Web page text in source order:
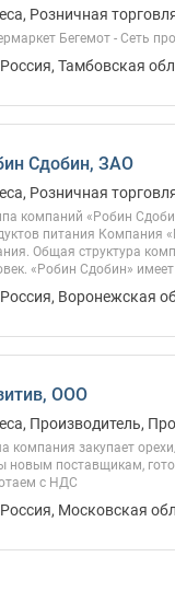
Розничная
Бегемот - Сеть
Россия, Тамбовская
Сдобин, ЗАО
Розничная
компаний «Робин
питания Компания
Общая структура
«Робин Сдобин»
Россия, Воронежская
ООО
Производитель,
компания закупает
новым поставщикам,
с НДС
Россия, Московская